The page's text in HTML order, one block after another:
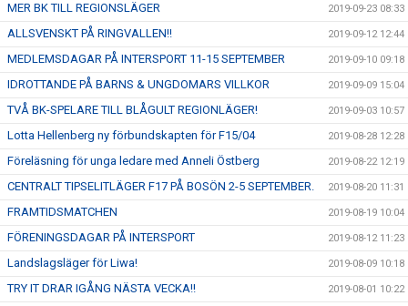
MER BK TILL REGIONSLÄGER 2019-09-23 08:33
ALLSVENSKT PÅ RINGVALLEN!! 2019-09-12 12:44
MEDLEMSDAGAR PÅ INTERSPORT 11-15 SEPTEMBER 2019-09-10 09:18
IDROTTANDE PÅ BARNS & UNGDOMARS VILLKOR 2019-09-09 15:04
TVÅ BK-SPELARE TILL BLÅGULT REGIONLÄGER! 2019-09-03 10:57
Lotta Hellenberg ny förbundskapten för F15/04 2019-08-28 12:28
Föreläsning för unga ledare med Anneli Östberg 2019-08-22 12:19
CENTRALT TIPSELITLÄGER F17 PÅ BOSÖN 2-5 SEPTEMBER. 2019-08-20 11:31
FRAMTIDSMATCHEN 2019-08-19 10:04
FÖRENINGSDAGAR PÅ INTERSPORT 2019-08-12 11:23
Landslagsläger för Liwa! 2019-08-09 10:18
TRY IT DRAR IGÅNG NÄSTA VECKA!! 2019-08-01 10:22